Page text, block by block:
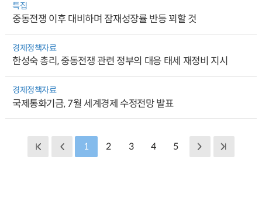
특집
중동전쟁 이후 대비하며 잠재성장률 반등 꾀할 것
경제정책자료
한성숙 총리, 중동전쟁 관련 정부의 대응 태세 재정비 지시
경제정책자료
국제통화기금, 7월 세계경제 수정전망 발표
1 2 3 4 5